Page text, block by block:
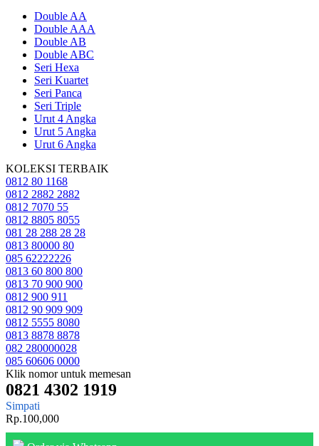
Double AA
Double AAA
Double AB
Double ABC
Seri Hexa
Seri Kuartet
Seri Panca
Seri Triple
Urut 4 Angka
Urut 5 Angka
Urut 6 Angka
KOLEKSI TERBAIK
0812 80 1168
0812 2882 2882
0812 7070 55
0812 8805 8055
081 28 288 28 28
0813 80000 80
085 62222226
0813 60 800 800
0813 70 900 900
0812 900 911
0812 90 909 909
0812 5555 8080
0813 8878 8878
082 280000028
085 60606 0000
Klik nomor untuk memesan
0821 4302 1919
Simpati
Rp.100,000